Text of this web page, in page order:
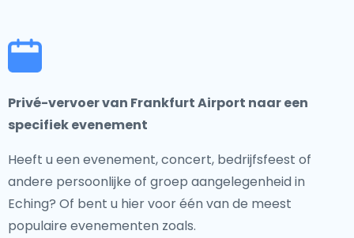
Privé-vervoer van Frankfurt Airport naar een
specifiek evenement
Heeft u een evenement, concert, bedrijfsfeest of
andere persoonlijke of groep aangelegenheid in
Eching? Of bent u hier voor één van de meest
populaire evenementen zoals.